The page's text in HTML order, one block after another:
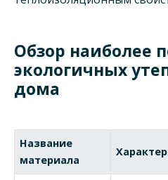
Обзор наиболее
экологичных
дома
Название
материала